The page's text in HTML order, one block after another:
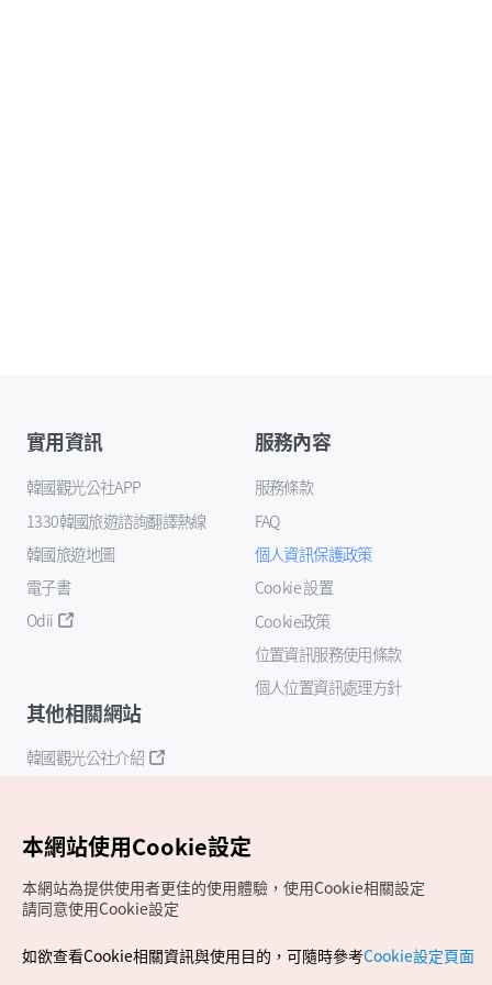
實用資訊
韓國觀光公社APP
1330韓國旅遊諮詢翻譯熱線
韓國旅遊地圖
電子書
Odii
服務內容
服務條款
FAQ
個人資訊保護政策
Cookie 設置
Cookie政策
位置資訊服務使用條款
個人位置資訊處理方針
其他相關網站
韓國觀光公社介紹
Copyrights (c) 韓國觀光公社版權所有
本網站使用Cookie設定
本網站為提供使用者更佳的使用體驗，使用Cookie相關設定
請同意使用Cookie設定
如欲查看Cookie相關資訊與使用目的，可隨時參考Cookie設定頁面